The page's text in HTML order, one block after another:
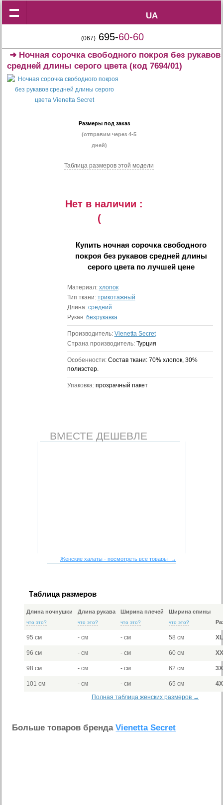
UA
UA
(067) 695-60-60
➜ Ночная сорочка свободного покроя без рукавов
средней длины серого цвета(код 7694/01)
Размеры под заказ
(отправим через 4-5
дней)
Таблица размеров этой модели
Нет в наличии :
(
Купить ночная сорочка свободного
покроя без рукавов средней длины
серого цветапо лучшей цене
Материал: хлопок
Тип ткани: трикотажный
Длина: средний
Рукав: безрукавка
Производитель: Vienetta Secret
Страна производитель: Турция
Особенности: Состав ткани: 70% хлопок, 30%
полиэстер.
Упаковка: прозрачный пакет
ВМЕСТЕ ДЕШЕВЛЕ
Женские халаты - посмотреть все товары →
Таблица размеров
Длина ночнушки
что это?
Длина рукава
что это?
Ширина плечей
что это?
Ширина спины
что это?
95 см - см - см 58 см XL
96 см - см - см 60 см
98 см - см - см 62 см
101 см - см - см 65 см
Полная таблица женских размеров →
Больше товаров брендаVienetta Secret